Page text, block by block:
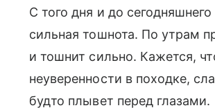
С того дня и до
сильная тошнота. По утрам
и тошнит сильно. Кажется,
неуверенности в походке,
будто плывет перед